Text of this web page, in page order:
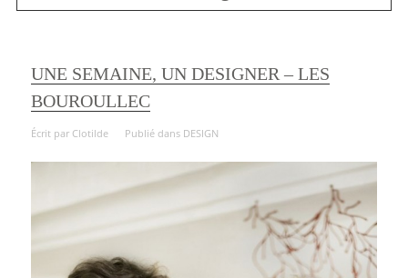
UNE SEMAINE, UN DESIGNER – LES
BOUROULLEC
Écrit par Clotilde Publié dans DESIGN